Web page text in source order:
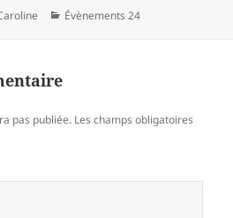
Catégories
Évènements 24
pas publiée. Les champs obligatoires